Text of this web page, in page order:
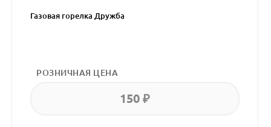
Газовая горелка Дружба
РОЗНИЧНАЯ ЦЕНА
150 ₽